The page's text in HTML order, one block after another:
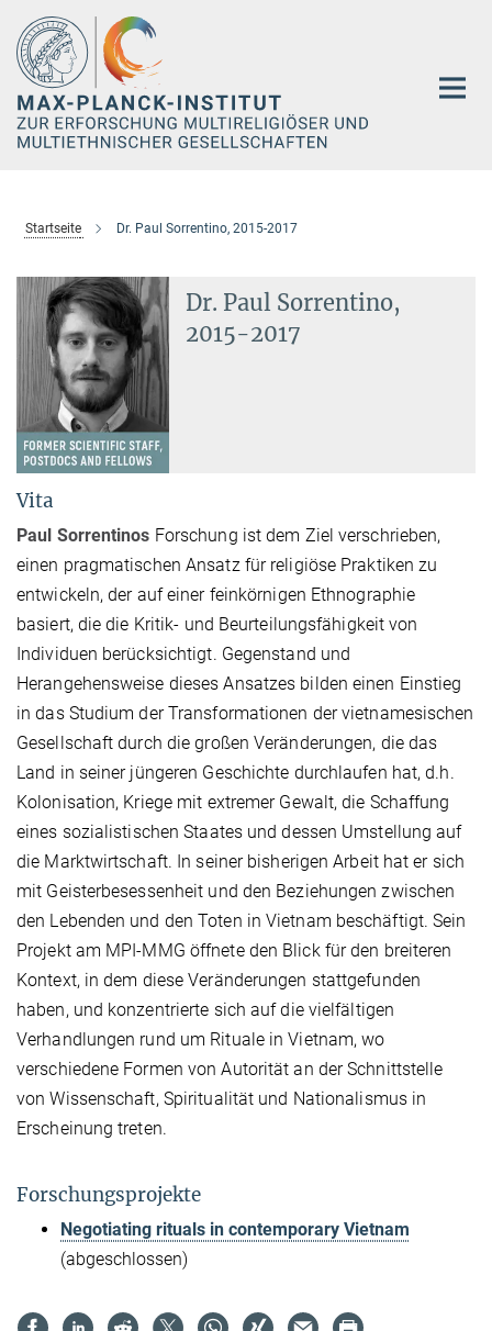
Hauptinhalt
Startseite Dr. Paul Sorrentino, 2015-2017
Dr. Paul Sorrentino,
2015-2017
Vita
Paul Sorrentinos Forschung ist dem Ziel verschrieben,
einen pragmatischen Ansatz für religiöse Praktiken zu
entwickeln, der auf einer feinkörnigen Ethnographie
basiert, die die Kritik- und Beurteilungsfähigkeit von
Individuen berücksichtigt. Gegenstand und
Herangehensweise dieses Ansatzes bilden einen Einstieg
in das Studium der Transformationen der vietnamesischen
Gesellschaft durch die großen Veränderungen, die das
Land in seiner jüngeren Geschichte durchlaufen hat, d.h.
Kolonisation, Kriege mit extremer Gewalt, die Schaffung
eines sozialistischen Staates und dessen Umstellung auf
die Marktwirtschaft. In seiner bisherigen Arbeit hat er sich
mit Geisterbesessenheit und den Beziehungen zwischen
den Lebenden und den Toten in Vietnam beschäftigt. Sein
Projekt am MPI-MMG öffnete den Blick für den breiteren
Kontext, in dem diese Veränderungen stattgefunden
haben, und konzentrierte sich auf die vielfältigen
Verhandlungen rund um Rituale in Vietnam, wo
verschiedene Formen von Autorität an der Schnittstelle
von Wissenschaft, Spiritualität und Nationalismus in
Erscheinung treten.
Forschungsprojekte
Negotiating rituals in contemporary Vietnam
(abgeschlossen)